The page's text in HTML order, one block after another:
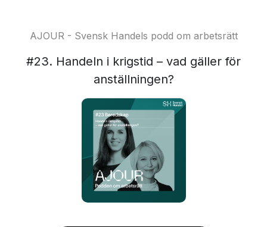
AJOUR - Svensk Handels podd om arbetsrätt
#23. Handeln i krigstid – vad gäller för
anställningen?